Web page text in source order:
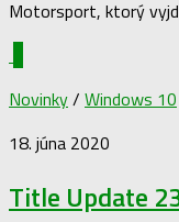
Motorsport, ktorý
Novinky/ Windows 10
18. júna 2020
Title Update